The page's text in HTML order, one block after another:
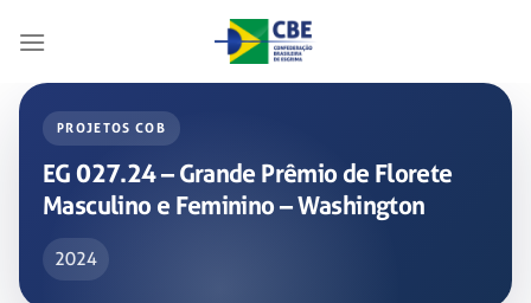
PROJETOS COB
EG 027.24 – Grande Prêmio de Florete
Masculino e Feminino – Washington
2024